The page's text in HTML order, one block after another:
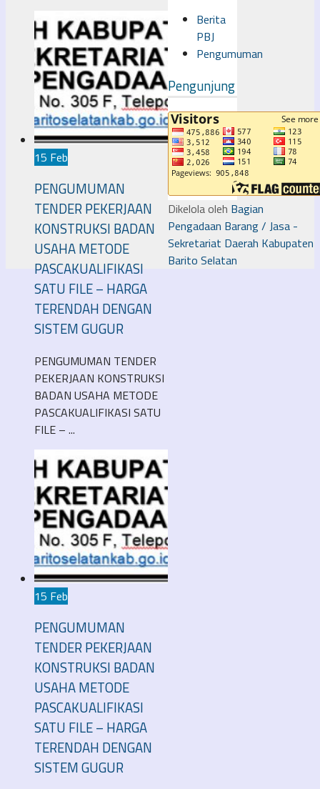
Berita
PBJ
Pengumuman
Pengunjung
15 Feb
PENGUMUMAN
TENDER PEKERJAAN
KONSTRUKSI BADAN
USAHA METODE
PASCAKUALIFIKASI
SATU FILE – HARGA
TERENDAH DENGAN
SISTEM GUGUR
PENGUMUMAN TENDER
PEKERJAAN KONSTRUKSI
BADAN USAHA METODE
PASCAKUALIFIKASI SATU
FILE – ...
15 Feb
PENGUMUMAN
TENDER PEKERJAAN
KONSTRUKSI BADAN
USAHA METODE
PASCAKUALIFIKASI
SATU FILE – HARGA
TERENDAH DENGAN
SISTEM GUGUR
Dikelola oleh Bagian
Pengadaan Barang / Jasa -
Sekretariat Daerah Kabupaten
Barito Selatan